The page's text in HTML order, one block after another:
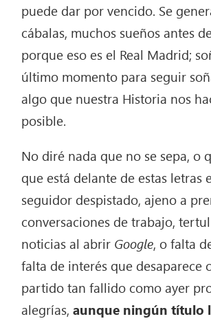
puede dar por vencido. Se
cábalas, muchos sueños antes
porque eso es el Real Madrid;
último momento para seguir
algo que nuestra Historia nos
posible.
No diré nada que no se sepa, o
que está delante de estas letras
seguidor despistado, ajeno a
conversaciones de trabajo,
noticias al abrir Google, o falta
falta de interés que desaparece
partido tan fallido como ayer
alegrías,aunque ningún título